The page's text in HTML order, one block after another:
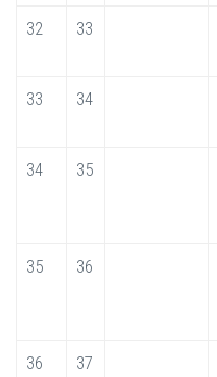
32 33
33 34
34 35
35 36
36 37